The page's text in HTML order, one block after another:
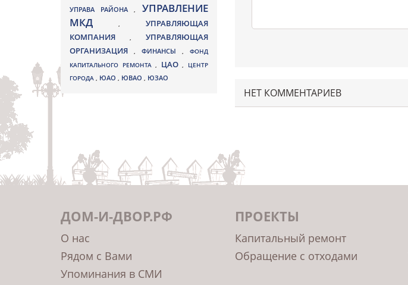
НЕТ КОММЕНТАРИЕВ
УПРАВА РАЙОНА, УПРАВЛЕНИЕ
МКД, УПРАВЛЯЮЩАЯ
КОМПАНИЯ
, УПРАВЛЯЮЩАЯ
ОРГАНИЗАЦИЯ
, ФИНАНСЫ , ФОНД
КАПИТАЛЬНОГО РЕМОНТА , ЦАО ,
ЦЕНТР
ГОРОДА , ЮАО , ЮВАО , ЮЗАО
ДОМ-И-ДВОР.РФ
О нас
Рядом с Вами
Упоминания в СМИ
ПРОЕКТЫ
Капитальный ремонт
Обращение с отходами